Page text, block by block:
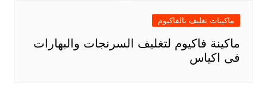
ماكينات تغليف بالفاكيوم
ماكينة فاكيوم لتغليف السرنجات والبهارات
فى اكياس